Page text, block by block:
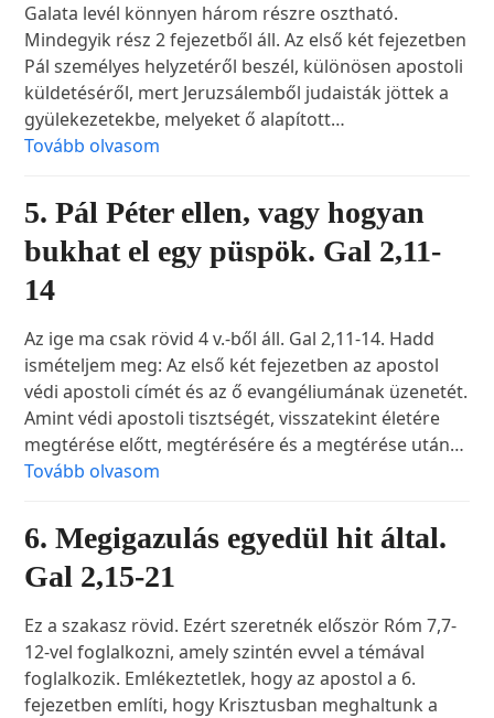
Galata levél könnyen három részre osztható.
Mindegyik rész 2 fejezetből áll. Az első két fejezetben
Pál személyes helyzetéről beszél, különösen apostoli
küldetéséről, mert Jeruzsálemből judaisták jöttek a
gyülekezetekbe, melyeket ő alapított…
Tovább olvasom
5. Pál Péter ellen, vagy hogyan
bukhat el egy püspök. Gal 2,11-
14
Az ige ma csak rövid 4 v.-ből áll. Gal 2,11-14. Hadd
ismételjem meg: Az első két fejezetben az apostol
védi apostoli címét és az ő evangéliumának üzenetét.
Amint védi apostoli tisztségét, visszatekint életére
megtérése előtt, megtérésére és a megtérése után…
Tovább olvasom
6. Megigazulás egyedül hit által.
Gal 2,15-21
Ez a szakasz rövid. Ezért szeretnék először Róm 7,7-
12-vel foglalkozni, amely szintén evvel a témával
foglalkozik. Emlékeztetlek, hogy az apostol a 6.
fejezetben említi, hogy Krisztusban meghaltunk a